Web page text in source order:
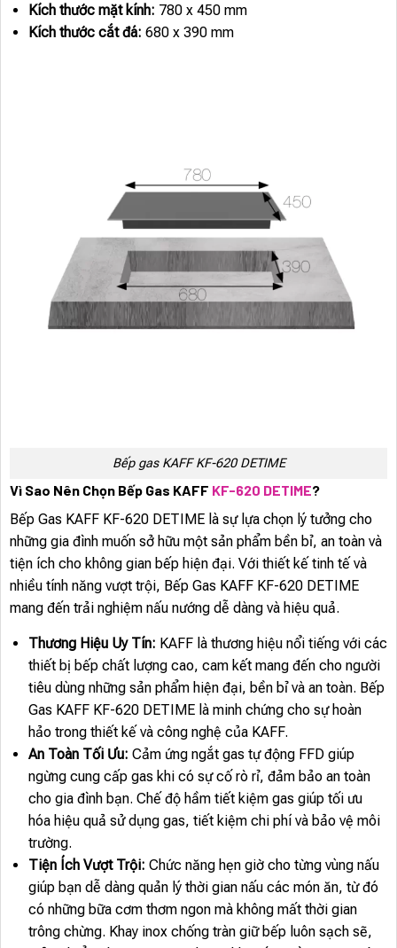
Kích thước mặt kính: 780 x 450 mm
Kích thước cắt đá: 680 x 390 mm
Bếp gas KAFF KF-620 DETIME
Vì Sao Nên Chọn Bếp Gas KAFF KF-620 DETIME?
Bếp Gas KAFF KF-620 DETIME là sự lựa chọn lý tưởng cho
những gia đình muốn sở hữu một sản phẩm bền bỉ, an toàn và
tiện ích cho không gian bếp hiện đại. Với thiết kế tinh tế và
nhiều tính năng vượt trội, Bếp Gas KAFF KF-620 DETIME
mang đến trải nghiệm nấu nướng dễ dàng và hiệu quả.
Thương Hiệu Uy Tín: KAFF là thương hiệu nổi tiếng với các
thiết bị bếp chất lượng cao, cam kết mang đến cho người
tiêu dùng những sản phẩm hiện đại, bền bỉ và an toàn. Bếp
Gas KAFF KF-620 DETIME là minh chứng cho sự hoàn
hảo trong thiết kế và công nghệ của KAFF.
An Toàn Tối Ưu: Cảm ứng ngắt gas tự động FFD giúp
ngừng cung cấp gas khi có sự cố rò rỉ, đảm bảo an toàn
cho gia đình bạn. Chế độ hầm tiết kiệm gas giúp tối ưu
hóa hiệu quả sử dụng gas, tiết kiệm chi phí và bảo vệ môi
trường.
Tiện Ích Vượt Trội: Chức năng hẹn giờ cho từng vùng nấu
giúp bạn dễ dàng quản lý thời gian nấu các món ăn, từ đó
có những bữa cơm thơm ngon mà không mất thời gian
trông chừng. Khay inox chống tràn giữ bếp luôn sạch sẽ,